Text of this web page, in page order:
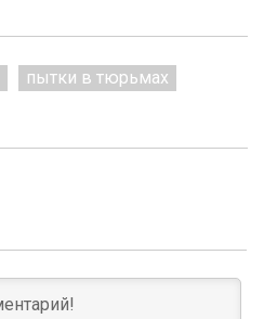
пытки в тюрьмах